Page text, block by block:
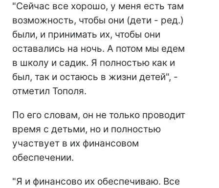
"Сейчас все хорошо, у меня есть там
возможность, чтобы они (дети - ред.)
были, и принимать их, чтобы они
оставались на ночь. А потом мы едем
в школу и садик. Я полностью как и
был, так и остаюсь в жизни детей", -
отметил Тополя.
По его словам, он не только проводит
время с детьми, но и полностью
участвует в их финансовом
обеспечении.
"Я и финансово их обеспечиваю. Все